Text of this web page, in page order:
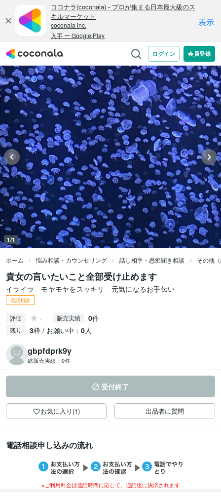
1/1
ホーム 悩み相談・カウンセリング 話し相手・愚痴聞き相談 その他
貴女の言いたいこと全部受け止めます
イライラ モヤモヤをスッキリ 元気になるお手伝い
電話相談
評価 - 販売実績 0件
残り 3枠 / お願い中： 0人
gbpfdprk9y
総販売実績： 0件
受付終了
お気に入り(1) 出品者に質問
電話相談申し込みの流れ
※ご利用料金は通話時間に応じて、通話後に決済されます